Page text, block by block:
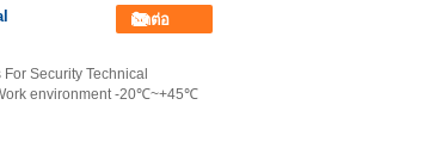
ติดต่อ
Security Technical
environment -20℃~+45℃